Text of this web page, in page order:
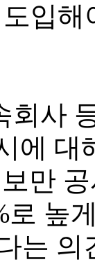
입해
사
에 대
만
로 높
는